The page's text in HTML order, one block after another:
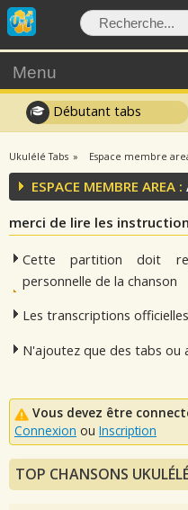
Menu
Débutant tabs
Ukulélé Tabs Espace membre
ESPACE MEMBRE AREA :
merci de lire les
Cette partition doit
personnelle de la chanson
Les transcriptions
N'ajoutez que des tabs ou
Vous devez être
Connexion ou Inscription
TOP CHANSONS